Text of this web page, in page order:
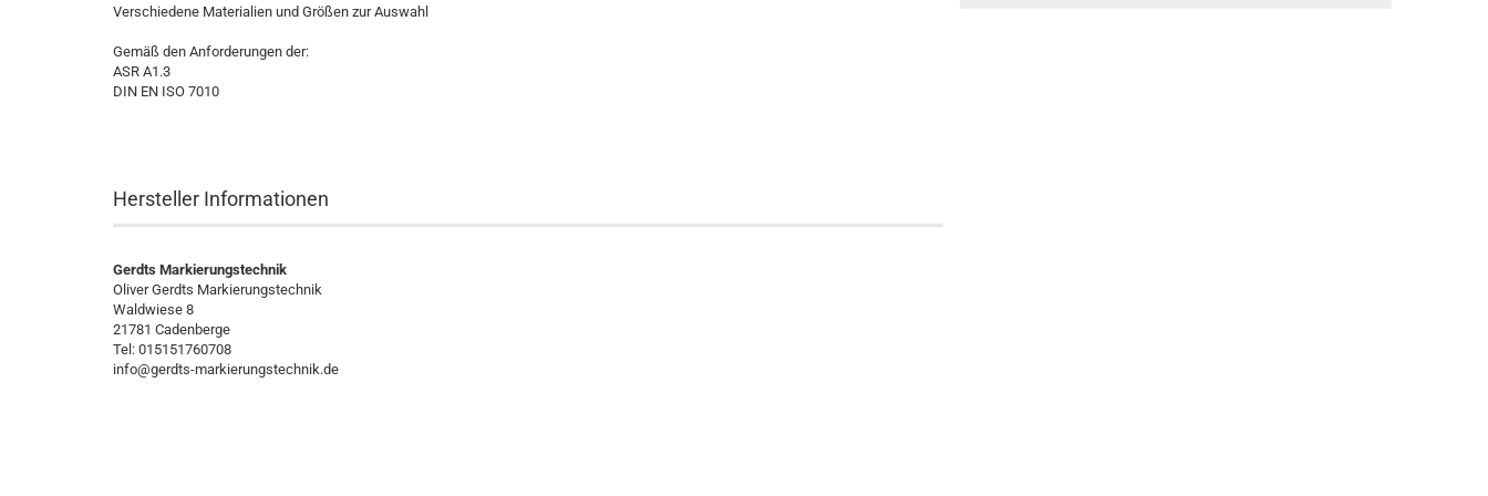
Verschiedene Materialien und Größen zur Auswahl
Gemäß den Anforderungen der:
ASR A1.3
DIN EN ISO 7010
Hersteller Informationen
Gerdts Markierungstechnik
Oliver Gerdts Markierungstechnik
Waldwiese 8
21781 Cadenberge
Tel: 015151760708
info@gerdts-markierungstechnik.de